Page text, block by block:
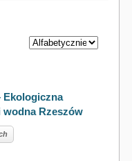
Ekologiczna
wodna Rzeszów